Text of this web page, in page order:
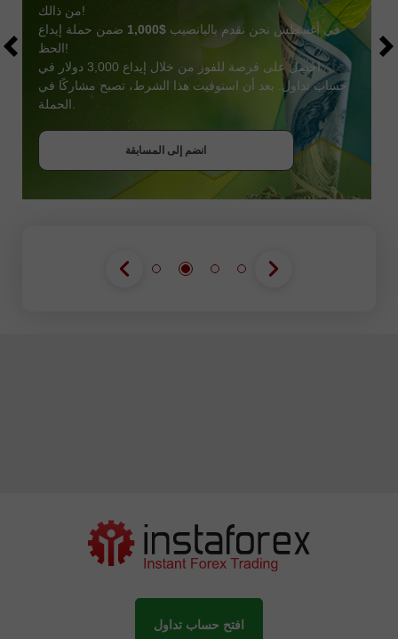
انضم إلى المسابقة
من ذالك!
في أغسطس نحن نقدم باليانصيب $1,000
ضمن حملة إيداع
الحظ!
احصل على فرصة للفوز من خلال إيداع 3,000 دولار في
حساب تداول. بعد أن استوفيت هذا الشرط، تصبح مشاركًا في
انضم إلى المسابقة
احصل على بونص
افتح حساب تداول